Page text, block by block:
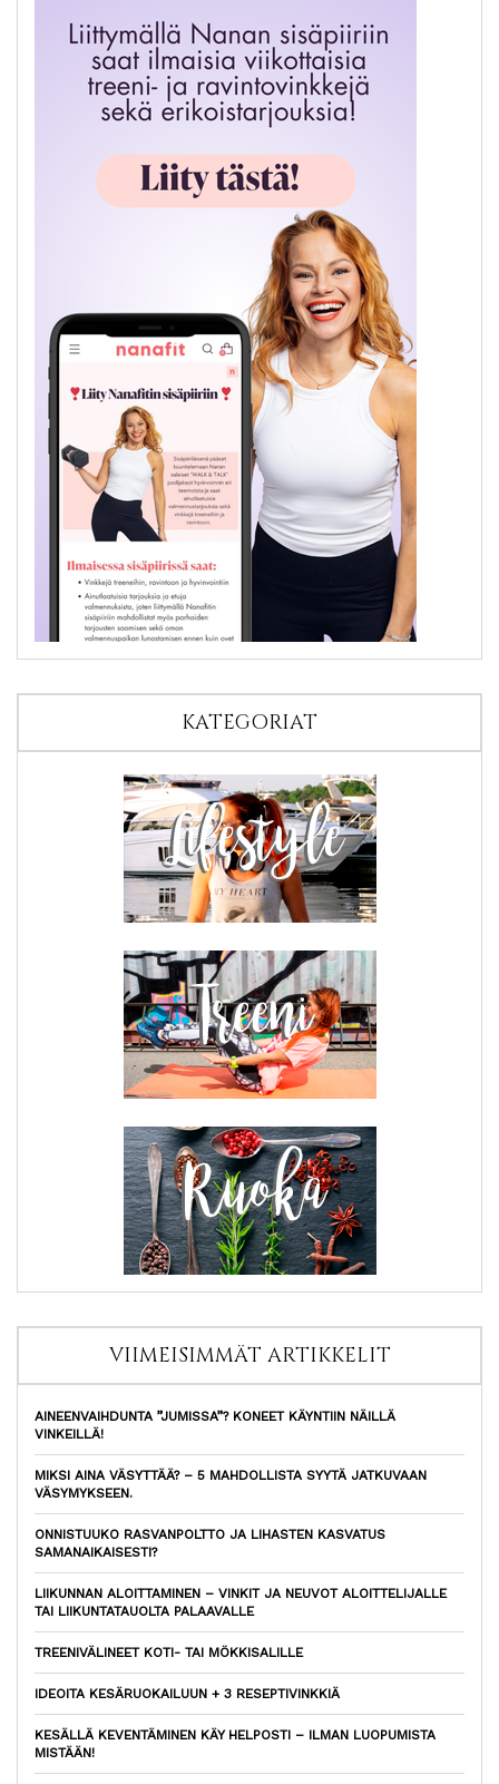
KATEGORIAT
VIIMEISIMMÄT ARTIKKELIT
AINEENVAIHDUNTA ”JUMISSA”? KONEET KÄYNTIIN NÄILLÄ
VINKEILLÄ!
MIKSI AINA VÄSYTTÄÄ? – 5 MAHDOLLISTA SYYTÄ JATKUVAAN
VÄSYMYKSEEN.
ONNISTUUKO RASVANPOLTTO JA LIHASTEN KASVATUS
SAMANAIKAISESTI?
LIIKUNNAN ALOITTAMINEN – VINKIT JA NEUVOT ALOITTELIJALLE
TAI LIIKUNTATAUOLTA PALAAVALLE
TREENIVÄLINEET KOTI- TAI MÖKKISALILLE
IDEOITA KESÄRUOKAILUUN + 3 RESEPTIVINKKIÄ
KESÄLLÄ KEVENTÄMINEN KÄY HELPOSTI – ILMAN LUOPUMISTA
MISTÄÄN!